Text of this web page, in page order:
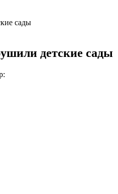
сады
детские сады